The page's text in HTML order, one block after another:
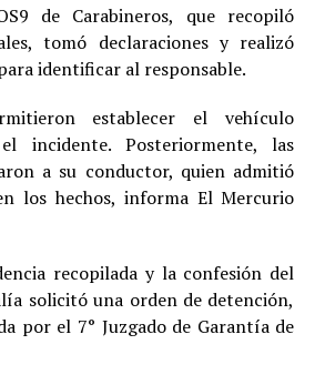
de Carabineros, que recopiló
tomó declaraciones y realizó
identificar al responsable.
establecer el vehículo
incidente. Posteriormente, las
a su conductor, quien admitió
los hechos, informa El Mercurio
recopilada y la confesión del
solicitó una orden de detención,
por el 7° Juzgado de Garantía de